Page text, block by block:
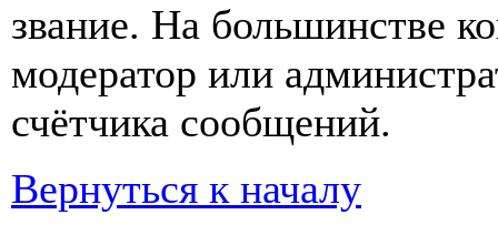
звание. На большинстве
модератор или
счётчика сообщений.
Вернуться к началу